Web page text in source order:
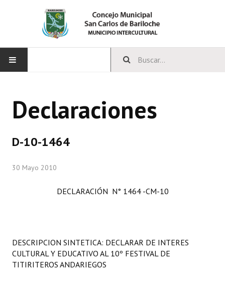
CONCEJO
Comisiones Permanentes
Comisiones Especiales
LEGISLACIÓN
Declaraciones
D-10-1464
30 Mayo 2010
DECLARACIÓN N° 1464 -CM-10
DESCRIPCION SINTETICA: DECLARAR DE INTERES
CULTURAL Y EDUCATIVO AL 10º FESTIVAL DE
TITIRITEROS ANDARIEGOS